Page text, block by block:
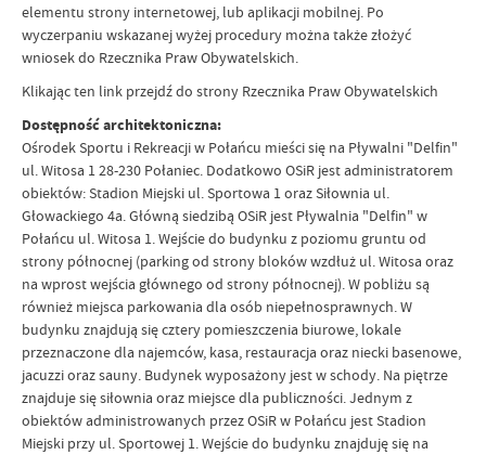
elementu strony internetowej, lub aplikacji mobilnej. Po
wyczerpaniu wskazanej wyżej procedury można także złożyć
wniosek do Rzecznika Praw Obywatelskich.
Klikając ten link przejdź do strony Rzecznika Praw Obywatelskich
Dostępność architektoniczna:
Ośrodek Sportu i Rekreacji w Połańcu mieści się na Pływalni "Delfin"
ul. Witosa 1 28-230 Połaniec. Dodatkowo OSiR jest administratorem
obiektów: Stadion Miejski ul. Sportowa 1 oraz Siłownia ul.
Głowackiego 4a. Główną siedzibą OSiR jest Pływalnia "Delfin" w
Połańcu ul. Witosa 1. Wejście do budynku z poziomu gruntu od
strony północnej (parking od strony bloków wzdłuż ul. Witosa oraz
na wprost wejścia głównego od strony północnej). W pobliżu są
również miejsca parkowania dla osób niepełnosprawnych. W
budynku znajdują się cztery pomieszczenia biurowe, lokale
przeznaczone dla najemców, kasa, restauracja oraz niecki basenowe,
jacuzzi oraz sauny. Budynek wyposażony jest w schody. Na piętrze
znajduje się siłownia oraz miejsce dla publiczności. Jednym z
obiektów administrowanych przez OSiR w Połańcu jest Stadion
Miejski przy ul. Sportowej 1. Wejście do budynku znajduję się na